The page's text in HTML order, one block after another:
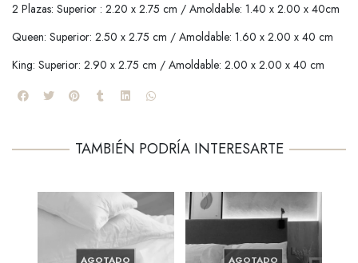
2 Plazas: Superior : 2.20 x 2.75 cm / Amoldable: 1.40 x 2.00 x 40cm
Queen: Superior: 2.50 x 2.75 cm / Amoldable: 1.60 x 2.00 x 40 cm
King: Superior: 2.90 x 2.75 cm / Amoldable: 2.00 x 2.00 x 40 cm
TAMBIÉN PODRÍA INTERESARTE
AGOTADO AGOTADO